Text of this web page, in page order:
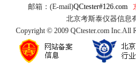
邮箱：(E-mail)QCtester#126.com
北京考斯泰仪器信息
Copyright © 2009 QCtester.com Inc.All